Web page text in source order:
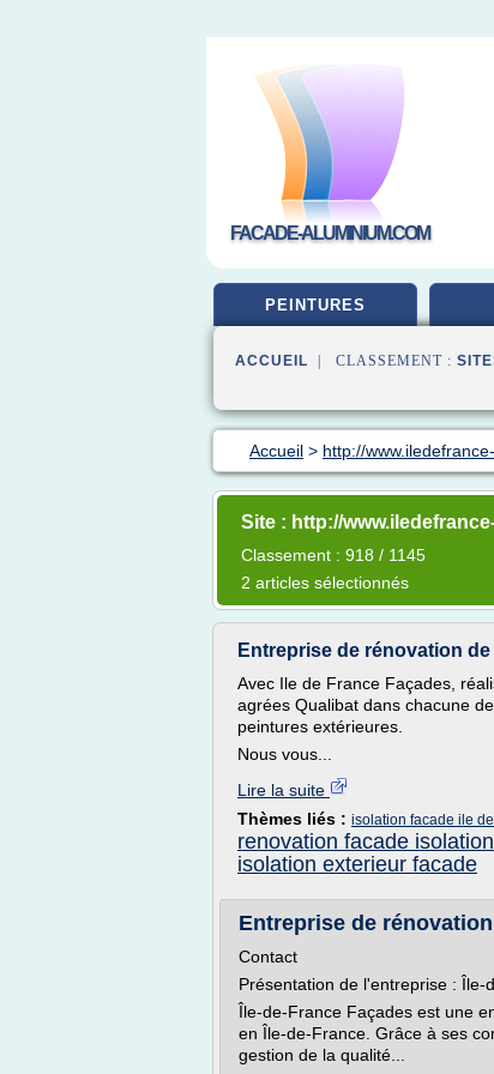
FACADE-ALUMINIUM.COM
PEINTURES
ACCUEIL | CLASSEMENT :
Accueil > http://
Site : http://
Classement : 918 / 1145
2 articles sélectionnés
Entreprise de rénovation
Avec Ile de France Façades,
agrées Qualibat dans chacune
peintures extérieures.
Nous vous...
Lire la suite
Thèmes liés : isolation facade ile
renovation facade
isolation exterieur facade
Entreprise de
Contact
Présentation de l'entreprise : Île-
Île-de-France Façades est une
en Île-de-France. Grâce à ses
gestion de la qualité...